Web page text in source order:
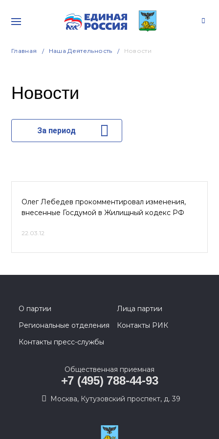
Главная Наша Деятельность Новости
Новости
За период
Олег Лебедев прокомментировал изменения,
внесенные Госдумой в Жилищный кодекс РФ
22.03.12
О партии
Лица партии
Региональные отделения
Контакты РИК
Контакты пресс-службы
Общественная приемная
+7 (495) 788-44-93
Москва, Кутузовский проспект, д. 39